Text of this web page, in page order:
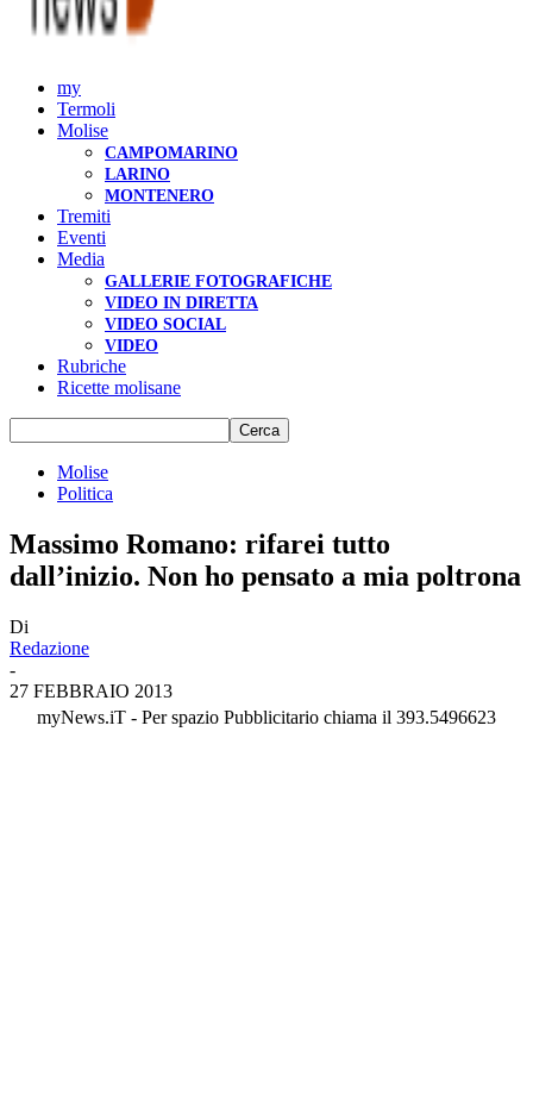
my
Termoli
Molise
CAMPOMARINO
LARINO
MONTENERO
Tremiti
Eventi
Media
GALLERIE FOTOGRAFICHE
VIDEO IN DIRETTA
VIDEO SOCIAL
VIDEO
Rubriche
Ricette molisane
Molise
Politica
Massimo Romano: rifarei tutto
dall’inizio. Non ho pensato a mia poltrona
Di
Redazione
-
27 FEBBRAIO 2013
myNews.iT - Per spazio Pubblicitario chiama il 393.5496623